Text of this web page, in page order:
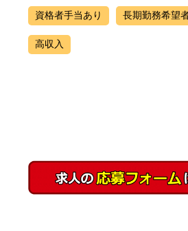
資格者手当あり 長期勤務希望
高収入